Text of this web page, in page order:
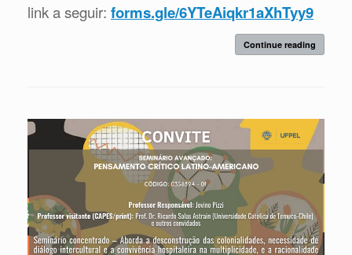
link a seguir: forms.gle/6YTeAiqkr1aXhTyy9
Continue reading